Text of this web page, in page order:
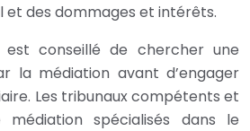
et des dommages et intérêts.
conseillé de chercher une
la médiation avant d’engager
Les tribunaux compétents et
médiation spécialisés dans le